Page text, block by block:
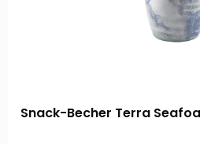
Snack-Becher Terra